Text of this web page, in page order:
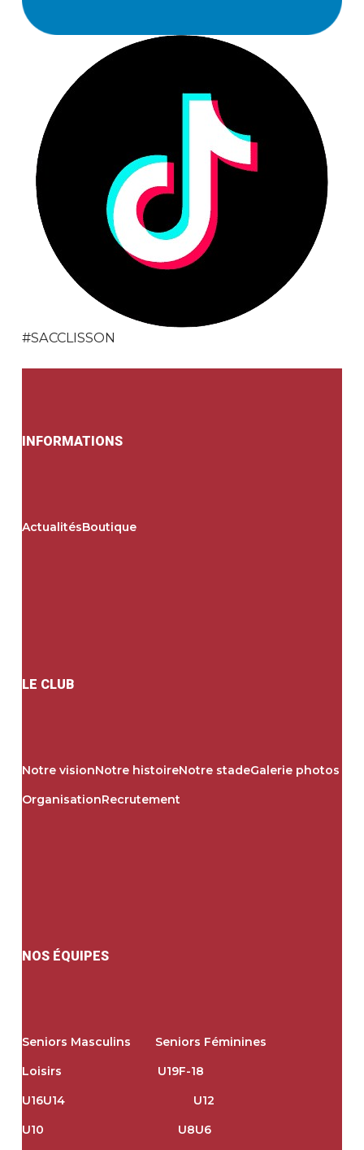
#SACCLISSON
INFORMATIONS
ActualitésBoutique
LE CLUB
Notre visionNotre histoireNotre stadeGalerie photos
OrganisationRecrutement
NOS ÉQUIPES
Seniors Masculins
Seniors Féminines
Loisirs
U19F-18
U16U14
U12
U10
U8U6